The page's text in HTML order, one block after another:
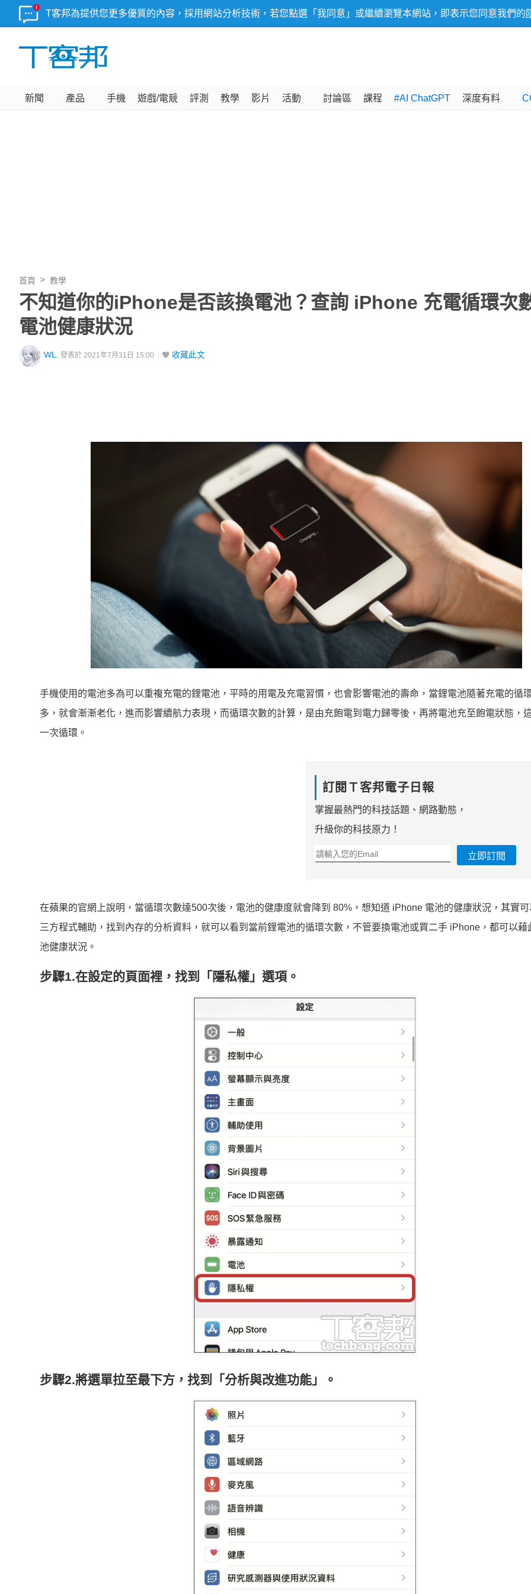
T客邦為提供您更多優質的內容，採用網站分析技術，若您點選「我同意」或繼續瀏覽本網站，即表示您同意我們的
新聞 產品 手機 遊戲/電競 評測 教學 影片 活動 討論區 課程 #AI ChatGPT 深度有料
首頁 教學
不知道你的iPhone是否該換電池？查詢 iPhone 充電循環次
電池健康狀況
WL. 發表於 2021年7月31日 15:00 收藏此文
手機使用的電池多為可以重複充電的鋰電池，平時的用電及充電習慣，也會影響電池的壽命，當鋰電池隨著充電的循
多，就會漸漸老化，進而影響續航力表現，而循環次數的計算，是由充飽電到電力歸零後，再將電池充至飽電狀態，
一次循環。
訂閱Ｔ客邦電子日報
掌握最熱門的科技話題、網路動態，
升級你的科技原力！
立即訂閱
在蘋果的官網上說明，當循環次數達500次後，電池的健康度就會降到 80%，想知道 iPhone 電池的健康狀況，其實
三方程式輔助，找到內存的分析資料，就可以看到當前鋰電池的循環次數，不管要換電池或買二手 iPhone，都可以藉
池健康狀況。
步驟1.在設定的頁面裡，找到「隱私權」選項。
步驟2.將選單拉至最下方，找到「分析與改進功能」。